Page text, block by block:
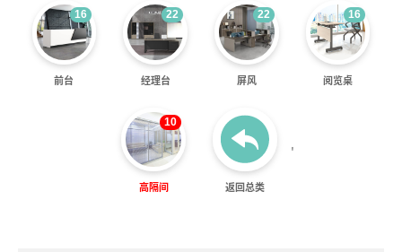
16
前台
22
经理台
22
屏风
16
阅览桌
10
高隔间 返回总类
'